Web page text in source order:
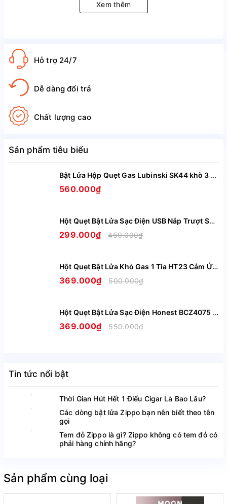
+ Khoảng cách kết nối: 10m
+ Dải tần số: 100HZ-20KHZ
+ Chất Liệu : Nhựa AB
Xem thêm
Hỗ trợ 24/7
Dễ dàng đổi trả
Chất lượng cao
Sản phẩm tiêu biểu
Bật Lửa Hộp Quẹt Gas Lubinski SK44 khò 3 tia nhìn rõ lượng gas, kèm theo đục Cigar cao cấp
560.000₫
Hột Quẹt Bật Lửa Sạc Điện USB Nắp Trượt SZ387 Kiêm Đồng Hồ Cầm Tay Nhỏ Gọn Tiện Lợi -Giao Màu Ngẫu Nhiên
299.000₫ 450.000₫
Hột Quẹt Bật Lửa Khò Gas 1 Tia HT23 Cảm Ứng Lắc Tay Có Ô Quan Sát Gas - Giao Màu Ngẫu Nhiên
369.000₫ 500.000₫
Hột Quẹt Bật Lửa Sạc Điện Honest BCZ4075 Siêu Mỏng Sạc Nhanh Chỉ Trong 5 Phút - Nhiều Màu
369.000₫ 550.000₫
Tin tức nổi bật
Thời Gian Hút Hết 1 Điếu Cigar Là Bao Lâu?
Các dòng bật lửa Zippo bạn nên biết theo tên
gọi
Tem đỏ Zippo là gì? Zippo không có tem đỏ có
phải hàng chính hãng?
Sản phẩm cùng loại